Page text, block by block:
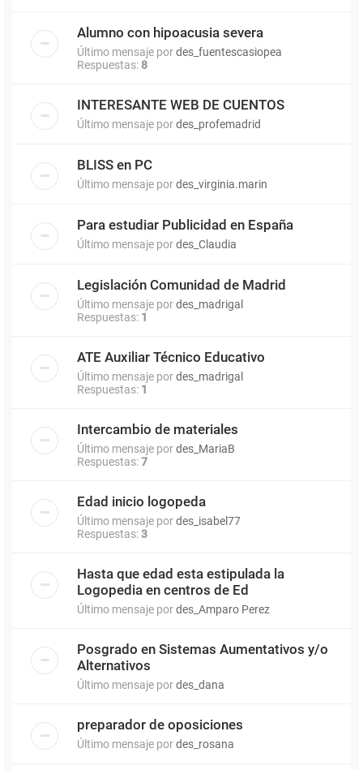
Alumno con hipoacusia severa
Último mensaje pordes_fuentescasiopea
Respuestas: 8
INTERESANTE WEB DE CUENTOS
Último mensaje pordes_profemadrid
BLISS en PC
Último mensaje pordes_virginia.marin
Para estudiar Publicidad en España
Último mensaje pordes_Claudia
Legislación Comunidad de Madrid
Último mensaje pordes_madrigal
Respuestas: 1
ATE Auxiliar Técnico Educativo
Último mensaje pordes_madrigal
Respuestas: 1
Intercambio de materiales
Último mensaje pordes_MariaB
Respuestas:7
Edad inicio logopeda
Último mensaje pordes_isabel77
Respuestas:3
Hasta que edad esta estipulada la
Logopedia en centros de Ed
Último mensaje pordes_Amparo Perez
Posgrado en Sistemas Aumentativos y/o
Alternativos
Último mensaje pordes_dana
preparador de oposiciones
Último mensaje pordes_rosana